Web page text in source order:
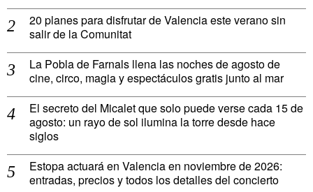
20 planes para disfrutar de Valencia este verano sin
salir de la Comunitat
La Pobla de Farnals llena las noches de agosto de
cine, circo, magia y espectáculos gratis junto al mar
El secreto del Micalet que solo puede verse cada 15 de
agosto: un rayo de sol ilumina la torre desde hace
siglos
Estopa actuará en Valencia en noviembre de 2026:
entradas, precios y todos los detalles del concierto